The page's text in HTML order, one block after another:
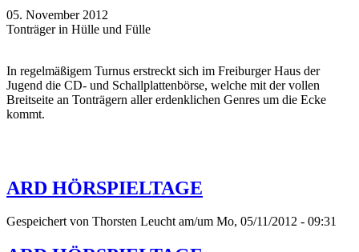
05. November 2012
Tonträger in Hülle und Fülle
In regelmäßigem Turnus erstreckt sich im Freiburger Haus der
Jugend die CD- und Schallplattenbörse, welche mit der vollen
Breitseite an Tonträgern aller erdenklichen Genres um die Ecke
kommt.
ARD HÖRSPIELTAGE
Gespeichert von Thorsten Leuchtam/um Mo, 05/11/2012 - 09:31